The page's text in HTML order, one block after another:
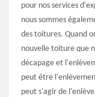
pour nos services
nous sommes
des toitures. Quand
nouvelle toiture que
décapage et
peut être
peut s'agir de